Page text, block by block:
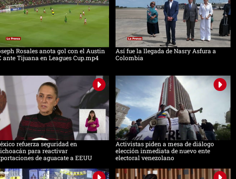
Rosales anota gol con el Austin
ante Tijuana en Leagues Cup.mp4
Así fue la llegada de Nasry Asfura a
Colombia
refuerza seguridad en
para reactivar
de aguacate a EEUU
Activistas piden a mesa de diálogo
elección inmediata de nuevo ente
electoral venezolano